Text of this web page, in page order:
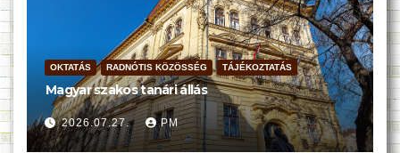
OKTATÁS RADNÓTIS KÖZÖSSÉG TÁJÉKOZTATÁS
Magyar szakos tanári állás
2026.07.27. PM